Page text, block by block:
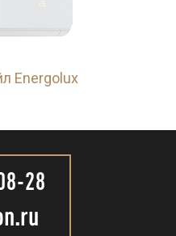
Energolux
28